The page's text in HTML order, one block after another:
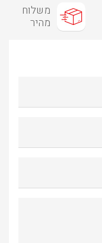
משלוח
מהיר